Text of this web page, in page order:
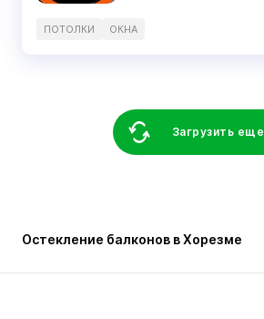
ПОТОЛКИ ОКНА
Загрузить еще
Остекление балконов в Хорезме